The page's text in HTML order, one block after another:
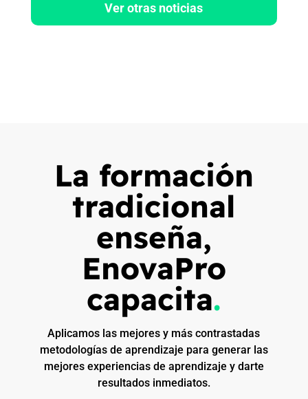
Ver otras noticias
La formación
tradicional
enseña,
EnovaPro
capacita.
Aplicamos las mejores y más contrastadas
metodologías de aprendizaje para generar las
mejores experiencias de aprendizaje y darte
resultados inmediatos.